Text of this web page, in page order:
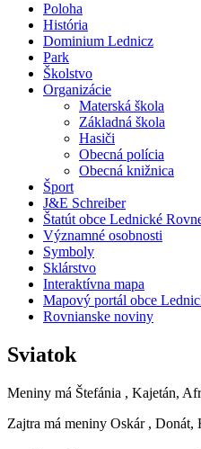
Poloha
História
Dominium Lednicz
Park
Školstvo
Organizácie
Materská škola
Základná škola
Hasiči
Obecná polícia
Obecná knižnica
Šport
J&E Schreiber
Štatút obce Lednické
Významné osobnosti
Symboly
Sklárstvo
Interaktívna mapa
Mapový portál obce
Rovnianske noviny
Sviatok
Meniny má Štefánia , Kajetán,
Zajtra má meniny Oskár , Donát,